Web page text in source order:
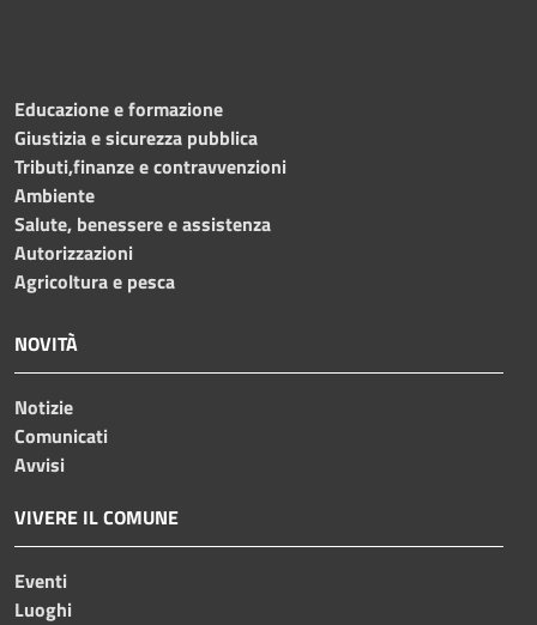
Educazione e formazione
Giustizia e sicurezza pubblica
Tributi,finanze e contravvenzioni
Ambiente
Salute, benessere e assistenza
Autorizzazioni
Agricoltura e pesca
NOVITÀ
Notizie
Comunicati
Avvisi
VIVERE IL COMUNE
Eventi
Luoghi